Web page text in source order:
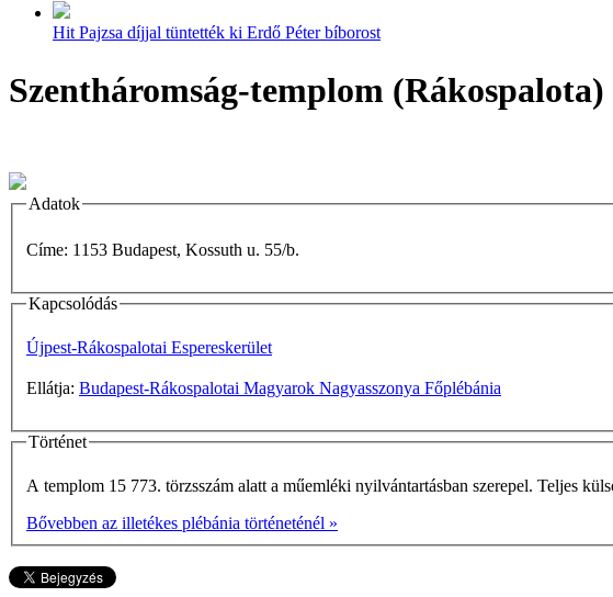
Hit Pajzsa díjjal tüntették ki Erdő Péter bíborost
Szentháromság-templom (Rákospalota)
Adatok
Címe: 1153 Budapest, Kossuth u. 55/b.
Kapcsolódás
Újpest-Rákospalotai Espereskerület
Ellátja: Budapest-Rákospalotai Magyarok Nagyasszonya Főplébánia
Történet
A templom 15 773. törzsszám alatt a műemléki nyilvántartásban szerepel. Teljes
Bővebben az illetékes plébánia történeténél »